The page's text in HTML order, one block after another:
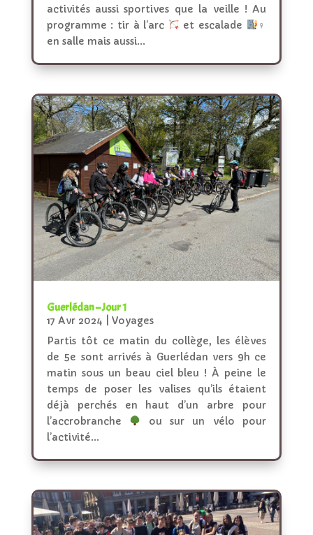
activités aussi sportives que la veille ! Au
programme : tir à l’arc
et escalade
‍♀
en salle mais aussi...
Guerlédan – Jour 1
17 Avr 2024
Voyages
Partis tôt ce matin du collège, les élèves
de 5e sont arrivés à Guerlédan vers 9h ce
matin sous un beau ciel bleu ! À peine le
temps de poser les valises qu’ils étaient
déjà perchés en haut d’un arbre pour
l’accrobranche
ou sur un vélo pour
l’activité...